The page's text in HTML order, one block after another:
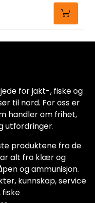
for jakt-, fiske og
til nord. For oss er
handler om frihet,
utfordringer.
produktene fra de
alt fra klær og
og ammunisjon.
kunnskap, service
fiske